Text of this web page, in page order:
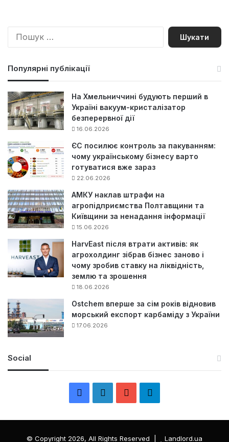
П
Популярні публікації
На Хмельниччині будують перший в
Україні вакуум-кристалізатор
безперервної дії
16.06.2026
ЄС посилює контроль за пакуванням:
чому українському бізнесу варто
готуватися вже зараз
22.06.2026
АМКУ наклав штрафи на
агропідприємства Полтавщини та
Київщини за ненадання інформації
15.06.2026
HarvEast після втрати активів: як
агрохолдинг зібрав бізнес заново і
чому зробив ставку на ліквідність,
землю та зрошення
18.06.2026
Ostchem вперше за сім років відновив
морський експорт карбаміду з України
17.06.2026
Social
л
© Copyright 2026, All Rights Reserved | Landlord.ua